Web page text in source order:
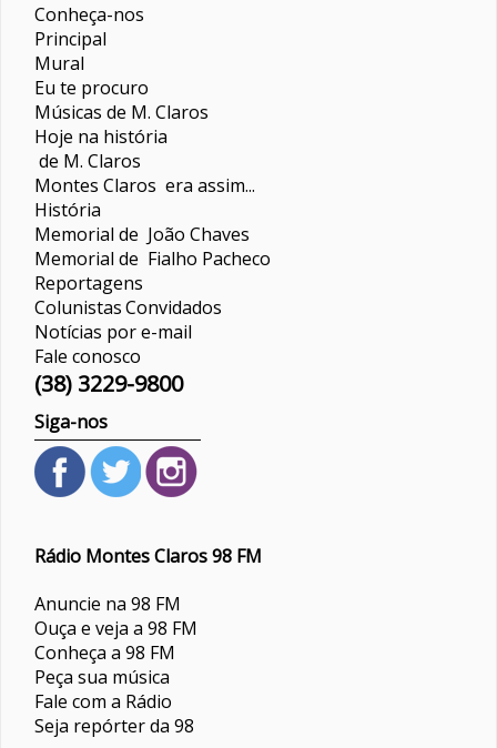
Conheça-nos
Principal
Mural
Eu te procuro
Músicas de M. Claros
Hoje na história
de M. Claros
Montes Claros era assim...
História
Memorial de João Chaves
Memorial de Fialho Pacheco
Reportagens
ColunistasConvidados
Notícias por e-mail
Fale conosco
(38) 3229-9800
Siga-nos
Rádio Montes Claros 98 FM
Anuncie na 98 FM
Ouça e veja a 98 FM
Conheça a 98 FM
Peça sua música
Fale com a Rádio
Seja repórter da 98